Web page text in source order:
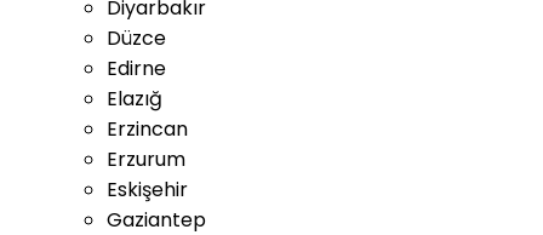
Diyarbakır
Düzce
Edirne
Elazığ
Erzincan
Erzurum
Eskişehir
Gaziantep